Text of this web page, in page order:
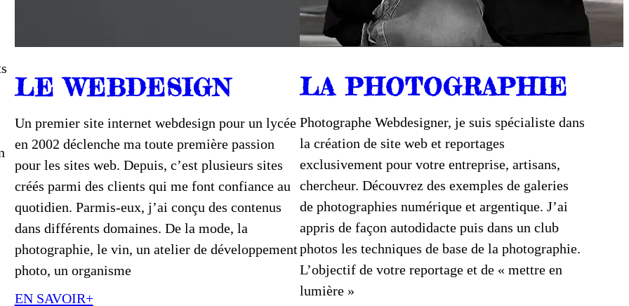
LE WEBDESIGN
Un premier site internet webdesign pour un lycée
en 2002 déclenche ma toute première passion
pour les sites web. Depuis, c’est plusieurs sites
créés parmi des clients qui me font confiance au
quotidien. Parmis-eux, j’ai conçu des contenus
dans différents domaines. De la mode, la
photographie, le vin, un atelier de développement
photo, un organisme
EN SAVOIR+
LA PHOTOGRAPHIE
Photographe Webdesigner, je suis spécialiste dans
la création de site web et reportages
exclusivement pour votre entreprise, artisans,
chercheur. Découvrez des exemples de galeries
de photographies numérique et argentique. J’ai
appris de façon autodidacte puis dans un club
photos les techniques de base de la photographie.
L’objectif de votre reportage et de « mettre en
lumière »